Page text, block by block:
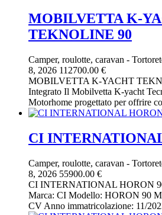
MOBILVETTA K-
TEKNOLINE 90
Camper, roulotte, caravan -
8, 2026 112700.00 €
MOBILVETTA K-YACHT
Integrato Il Mobilvetta K-yacht
Motorhome progettato per offrire
CI
Camper, roulotte, caravan -
8, 2026 55900.00 €
CI INTERNATIONAL HORON
Marca: CI Modello: HORON 90
CV Anno immatricolazione: 11/